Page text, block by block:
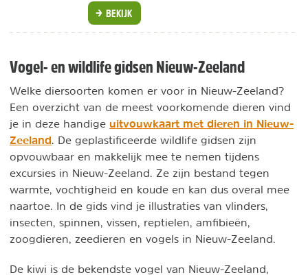
BEKIJK
Vogel- en wildlife gidsen Nieuw-Zeeland
Welke diersoorten komen er voor in Nieuw-Zeeland?
Een overzicht van de meest voorkomende dieren vind
je in deze handige uitvouwkaart met dieren in Nieuw-
Zeeland . De geplastificeerde wildlife gidsen zijn
opvouwbaar en makkelijk mee te nemen tijdens
excursies in Nieuw-Zeeland. Ze zijn bestand tegen
warmte, vochtigheid en koude en kan dus overal mee
naartoe. In de gids vind je illustraties van vlinders,
insecten, spinnen, vissen, reptielen, amfibieën,
zoogdieren, zeedieren en vogels in Nieuw-Zeeland.
De kiwi is de bekendste vogel van Nieuw-Zeeland,